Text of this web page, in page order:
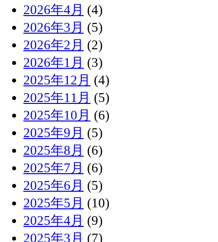
2026年4月 (4)
2026年3月 (5)
2026年2月 (2)
2026年1月 (3)
2025年12月 (4)
2025年11月 (5)
2025年10月 (6)
2025年9月 (5)
2025年8月 (6)
2025年7月 (6)
2025年6月 (5)
2025年5月 (10)
2025年4月 (9)
2025年3月 (7)